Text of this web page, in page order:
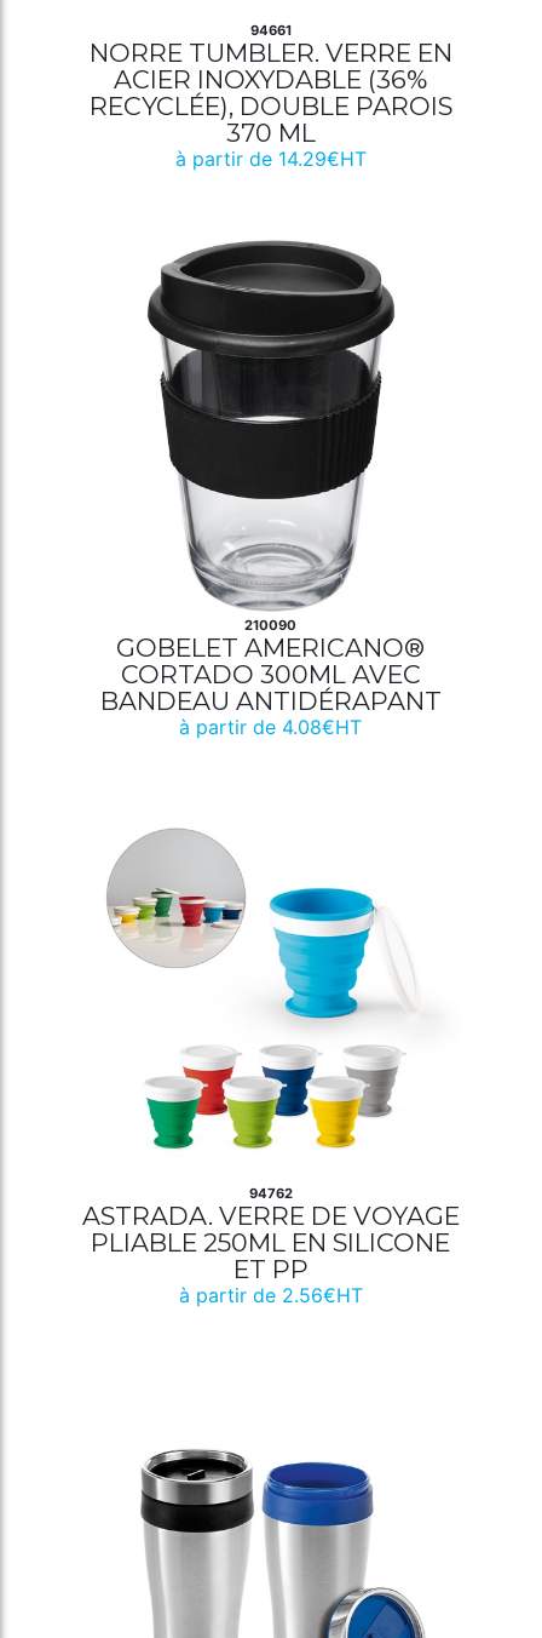
94661
NORRE TUMBLER. VERRE EN
ACIER INOXYDABLE (36%
RECYCLÉE), DOUBLE PAROIS
370 ML
à partir de 14.29€HT
210090
GOBELET AMERICANO®
CORTADO 300ML AVEC
BANDEAU ANTIDÉRAPANT
à partir de 4.08€HT
94762
ASTRADA. VERRE DE VOYAGE
PLIABLE 250ML EN SILICONE
ET PP
à partir de 2.56€HT